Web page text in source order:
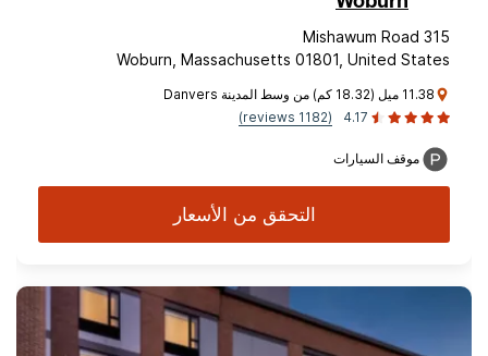
315 Mishawum Road
Woburn, Massachusetts 01801, United States
11.38 ميل (18.32 كم) من وسط المدينة Danvers
4.17
(1182 reviews)
موقف السيارات
التحقق من الأسعار